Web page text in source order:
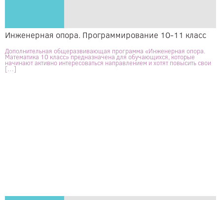
Инженерная опора. Программирование 10-11 класс
Дополнительная общеразвивающая программа «Инженерная опора.
Математика 10 класс» предназначена для обучающихся, которые
начинают активно интересоваться направлением и хотят повысить свои
[…]